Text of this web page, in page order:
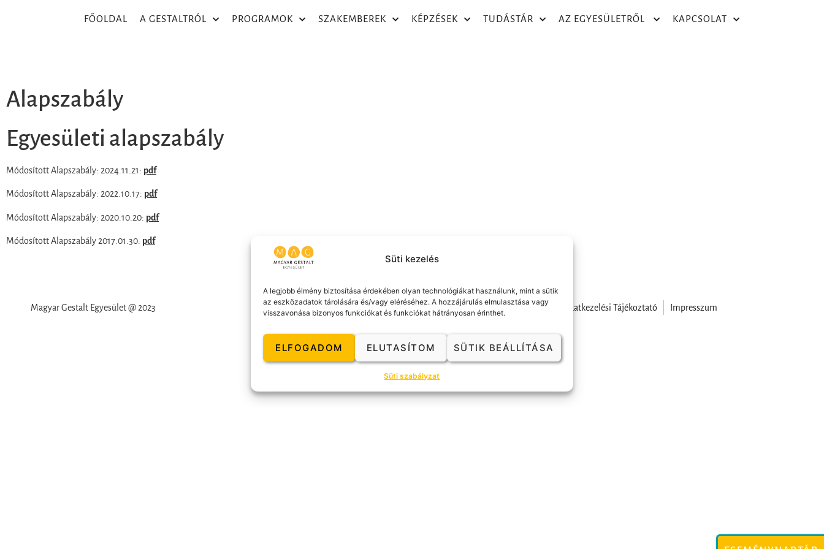
Süti kezelés
A legjobb élmény biztosítása érdekében olyan technológiákat használunk, mint a sütik
az eszközadatok tárolására és/vagy eléréséhez. A hozzájárulás elmulasztása vagy
visszavonása bizonyos funkciókat és funkciókat hátrányosan érinthet.
ELFOGADOM ELUTASÍTOM SÜTIK BEÁLLÍTÁSA
Süti szabályzat
FŐOLDAL A GESTALTRÓL PROGRAMOK SZAKEMBEREK KÉPZÉSEK TUDÁSTÁR AZ EGYESÜLETRŐL KAPCSOLAT
Alapszabály
Egyesületi alapszabály
Módosított Alapszabály: 2024.11.21: pdf
Módosított Alapszabály: 2022.10.17: pdf
Módosított Alapszabály: 2020.10.20: pdf
Módosított Alapszabály 2017.01.30: pdf
Magyar Gestalt Egyesület @ 2023 Kapcsolat Adatkezelési Tájékoztató Impresszum
TAG SZERETNÉK LENNI